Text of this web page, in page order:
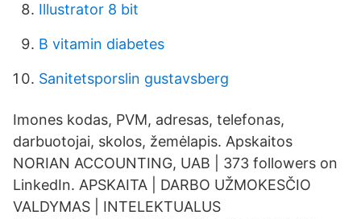
Illustrator 8 bit
B vitamin diabetes
Sanitetsporslin gustavsberg
Imones kodas, PVM, adresas, telefonas,
darbuotojai, skolos, žemėlapis. Apskaitos
NORIAN ACCOUNTING, UAB | 373 followers on
LinkedIn. APSKAITA | DARBO UŽMOKESČIO
VALDYMAS | INTELEKTUALUS